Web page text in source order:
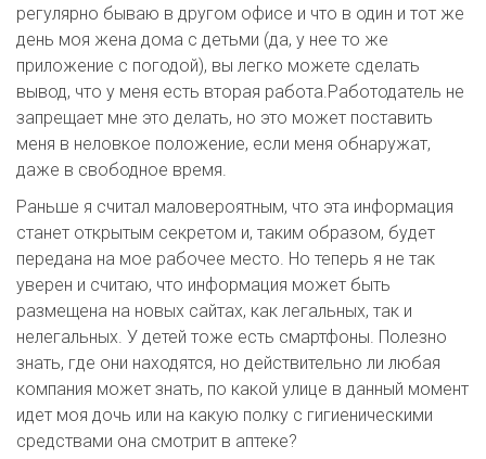
регулярно бываю в другом офисе и что в один и тот же
день моя жена дома с детьми (да, у нее то же
приложение с погодой), вы легко можете сделать
вывод, что у меня есть вторая работа.Работодатель не
запрещает мне это делать, но это может поставить
меня в неловкое положение, если меня обнаружат,
даже в свободное время.
Раньше я считал маловероятным, что эта информация
станет открытым секретом и, таким образом, будет
передана на мое рабочее место. Но теперь я не так
уверен и считаю, что информация может быть
размещена на новых сайтах, как легальных, так и
нелегальных. У детей тоже есть смартфоны. Полезно
знать, где они находятся, но действительно ли любая
компания может знать, по какой улице в данный момент
идет моя дочь или на какую полку с гигиеническими
средствами она смотрит в аптеке?